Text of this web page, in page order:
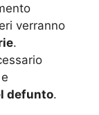
verranno
.
e
defunto.